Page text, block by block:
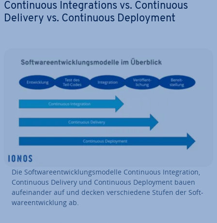
Con­ti­nuous In­te­gra­ti­ons vs. Con­ti­nuous
Delivery vs. Con­ti­nuous De­ploy­ment
Die Soft­ware­ent­wick­lungs­mo­del­le Con­ti­nuous In­te­gra­ti­on,
Con­ti­nuous Delivery und Con­ti­nuous De­ploy­ment bauen
auf­ein­an­der auf und decken ver­schie­de­ne Stufen der Soft­
ware­ent­wick­lung ab.